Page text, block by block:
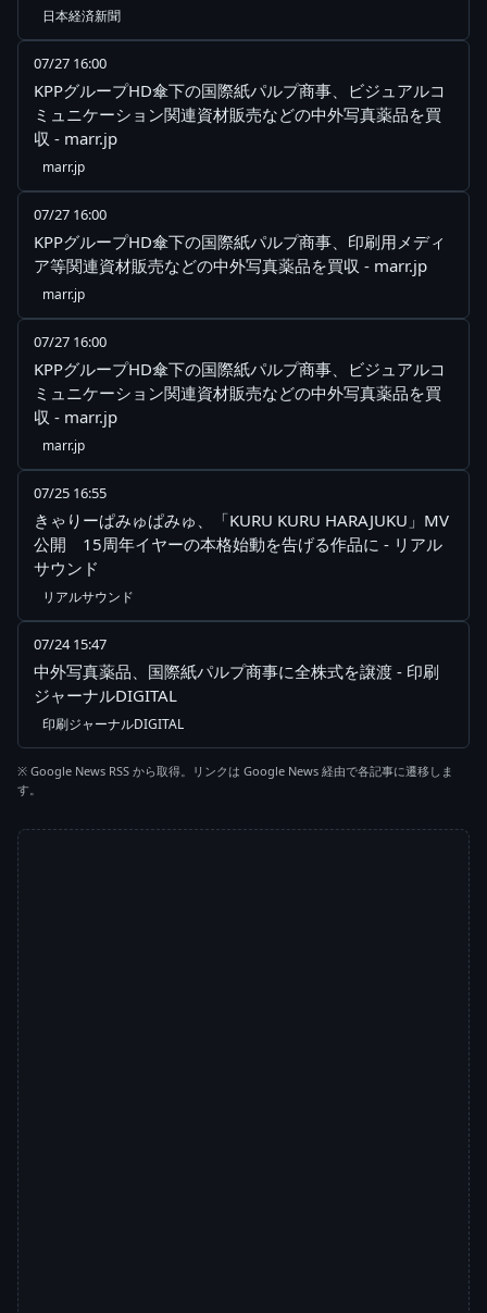
日本経済新聞
07/27 16:00
KPPグループHD傘下の国際紙パルプ商事、ビジュアルコ
ミュニケーション関連資材販売などの中外写真薬品を買
収 - marr.jp
marr.jp
07/27 16:00
KPPグループHD傘下の国際紙パルプ商事、印刷用メディ
ア等関連資材販売などの中外写真薬品を買収 - marr.jp
marr.jp
07/27 16:00
KPPグループHD傘下の国際紙パルプ商事、ビジュアルコ
ミュニケーション関連資材販売などの中外写真薬品を買
収 - marr.jp
marr.jp
07/25 16:55
きゃりーぱみゅぱみゅ、「KURU KURU HARAJUKU」MV
公開 15周年イヤーの本格始動を告げる作品に - リアル
サウンド
リアルサウンド
07/24 15:47
中外写真薬品、国際紙パルプ商事に全株式を譲渡 - 印刷
ジャーナルDIGITAL
印刷ジャーナルDIGITAL
※ Google News RSS から取得。リンクは Google News 経由で各記事に遷移しま
す。